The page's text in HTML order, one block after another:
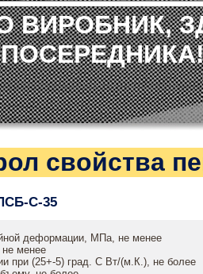
ВИРОБНИК,
свойства
С-35
деформации, МПа, не менее
менее
при (25+-5) град. С Вт/(м.К.), не более